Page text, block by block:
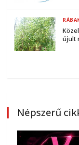
újult
Népszerű